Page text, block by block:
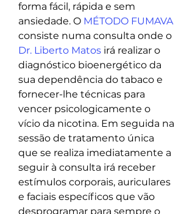
forma fácil, rápida e sem
ansiedade. O MÉTODO FUMAVA
consiste numa consulta onde o
Dr. Liberto Matos irá realizar o
diagnóstico bioenergético da
sua dependência do tabaco e
fornecer-lhe técnicas para
vencer psicologicamente o
vício da nicotina. Em seguida na
sessão de tratamento única
que se realiza imediatamente a
seguir à consulta irá receber
estímulos corporais, auriculares
e faciais específicos que vão
desprogramar para sempre o